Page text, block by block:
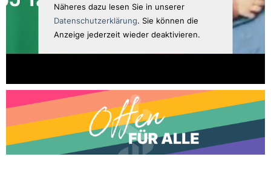
Näheres dazu lesen Sie in unserer
Datenschutzerklärung. Sie können die
Anzeige jederzeit wieder deaktivieren.